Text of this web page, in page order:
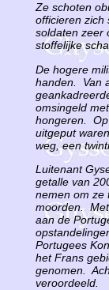
Ze schoten
officieren zich
soldaten zeer
stoffelijke
De hogere
handen. Van
omsingeld
hongeren.
uitgeput
weg, een
Luitenant
getalle van
nemen om ze
moorden.
aan de
Portugees
het Frans
genomen.
veroordeeld.